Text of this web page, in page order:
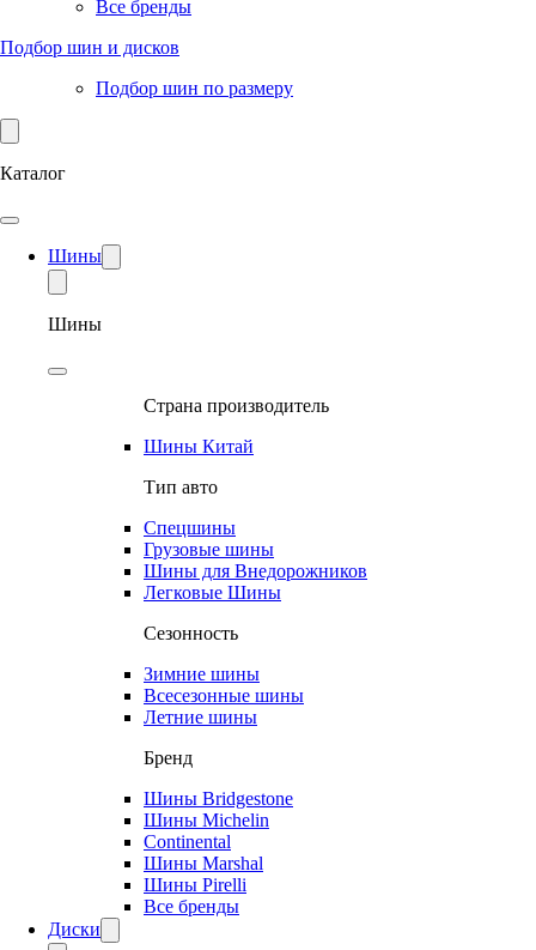
Все бренды
Подбор шин и дисков
Подбор шин по размеру
Каталог
Шины
Шины
Страна производитель
Шины Китай
Тип авто
Спецшины
Грузовые шины
Шины для Внедорожников
Легковые Шины
Сезонность
Зимние шины
Всесезонные шины
Летние шины
Бренд
Шины Bridgestone
Шины Michelin
Continental
Шины Marshal
Шины Pirelli
Все бренды
Диски